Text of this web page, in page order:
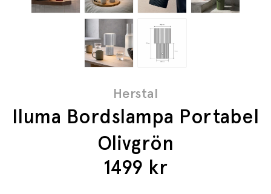
Herstal
Iluma Bordslampa Portabel
Olivgrön
1499 kr